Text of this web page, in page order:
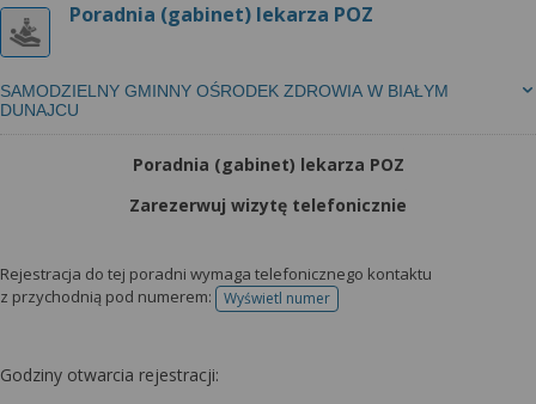
Poradnia (gabinet) lekarza POZ
SAMODZIELNY GMINNY OŚRODEK ZDROWIA W BIAŁYM
DUNAJCU
Poradnia (gabinet) lekarza POZ
Zarezerwuj wizytę telefonicznie
Rejestracja do tej poradni wymaga telefonicznego kontaktu
z przychodnią pod numerem:
Wyświetl numertelefonu do rejestracji
Godziny otwarcia rejestracji: